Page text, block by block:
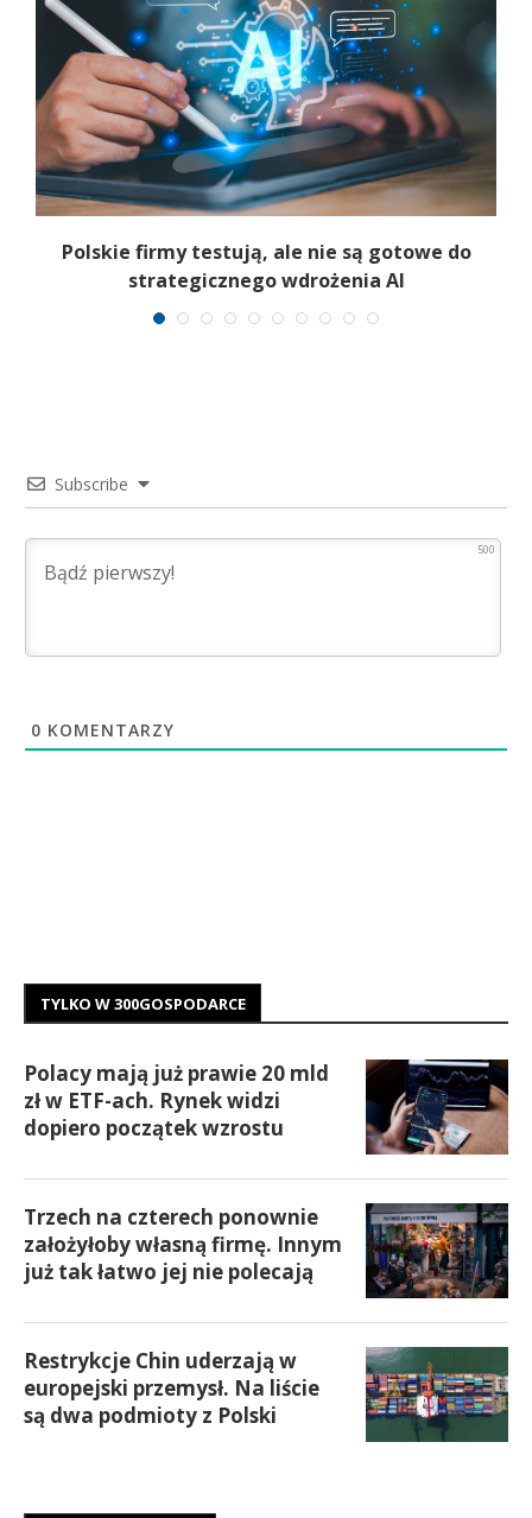
Polskie firmy testują, ale nie są gotowe do
strategicznego wdrożenia AI
Subscribe
500
0 KOMENTARZY
TYLKO W 300GOSPODARCE
Polacy mają już prawie 20 mld
zł w ETF-ach. Rynek widzi
dopiero początek wzrostu
Trzech na czterech ponownie
założyłoby własną firmę. Innym
już tak łatwo jej nie polecają
Restrykcje Chin uderzają w
europejski przemysł. Na liście
są dwa podmioty z Polski